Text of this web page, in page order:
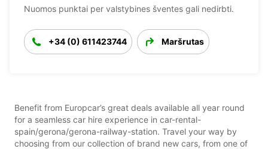
Nuomos punktai per valstybines šventes gali nedirbti.
+34 (0) 611423744 Maršrutas
Benefit from Europcar’s great deals available all year round
for a seamless car hire experience in car-rental-
spain/gerona/gerona-railway-station. Travel your way by
choosing from our collection of brand new cars, from one of